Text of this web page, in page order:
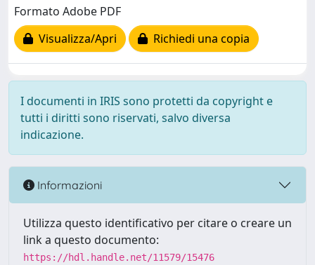
Formato Adobe PDF
Visualizza/Apri
Richiedi una copia
I documenti in IRIS sono protetti da copyright e
tutti i diritti sono riservati, salvo diversa
indicazione.
Informazioni
Utilizza questo identificativo per citare o creare un
link a questo documento:
https://hdl.handle.net/11579/15476